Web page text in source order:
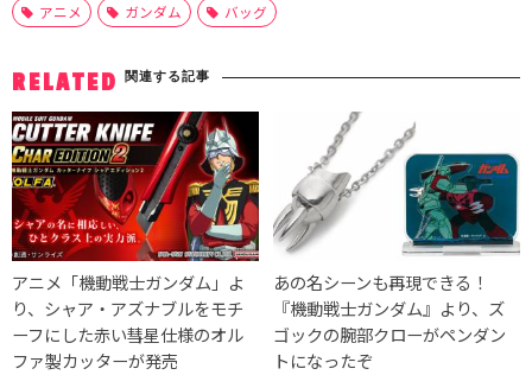
アニメ ガンダム バッグ
RELATED 関連する記事
アニメ「機動戦士ガンダム」よ
り、シャア・アズナブルをモチ
ーフにした赤い彗星仕様のオル
ファ製カッターが発売
あの名シーンも再現できる！
『機動戦士ガンダム』より、ズ
ゴックの腕部クローがペンダン
トになったぞ